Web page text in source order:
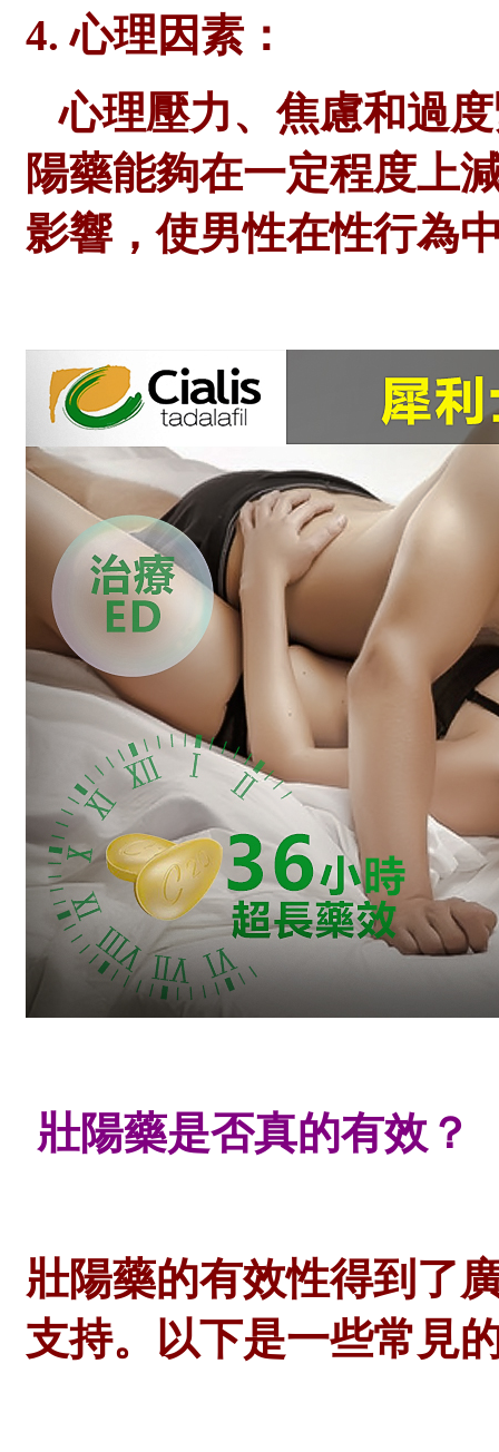
4. 心理因素：
心理壓力、焦慮和過
陽藥能夠在一定程度上
影響，使男性在性行為
壯陽藥是否真的有效？
壯陽藥的有效性得到了
支持。以下是一些常見